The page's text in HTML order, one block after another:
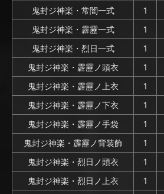
鬼封ジ神楽・常闇一式
1
鬼封ジ神楽・霹靂一式
1
鬼封ジ神楽・烈日一式
1
鬼封ジ神楽・霹靂ノ頭衣
1
鬼封ジ神楽・霹靂ノ上衣
1
鬼封ジ神楽・霹靂ノ下衣
1
鬼封ジ神楽・霹靂ノ手袋
1
鬼封ジ神楽・霹靂ノ背装飾
1
鬼封ジ神楽・烈日ノ頭衣
1
鬼封ジ神楽・烈日ノ上衣
1